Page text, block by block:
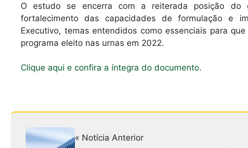
O estudo se encerra com a reiterada posição do
fortalecimento das capacidades de formulação e
Executivo, temas entendidos como essenciais para
programa eleito nas urnas em 2022.
Clique aqui e confira a íntegra do documento.
« Notícia Anterior